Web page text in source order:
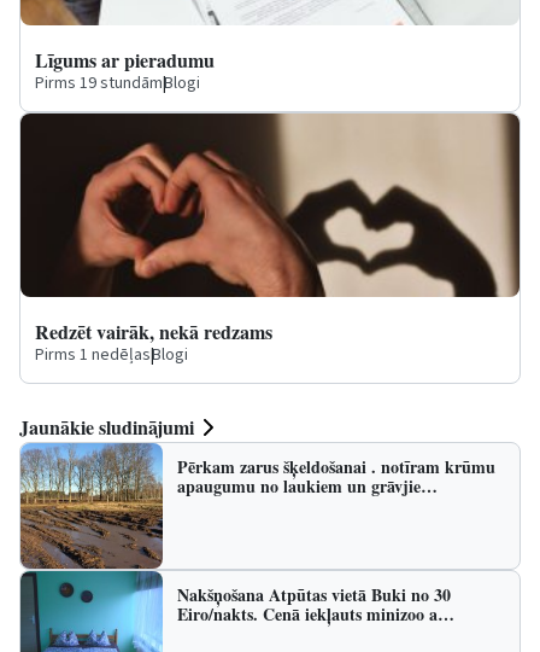
Līgums ar pieradumu
Pirms 19 stundām|Blogi
Redzēt vairāk, nekā redzams
Pirms 1 nedēļas|Blogi
Jaunākie sludinājumi
Pērkam zarus šķeldošanai . notīram krūmu
apaugumu no laukiem un grāvjie…
Nakšņošana Atpūtas vietā Buki no 30
Eiro/nakts. Cenā iekļauts minizoo a…